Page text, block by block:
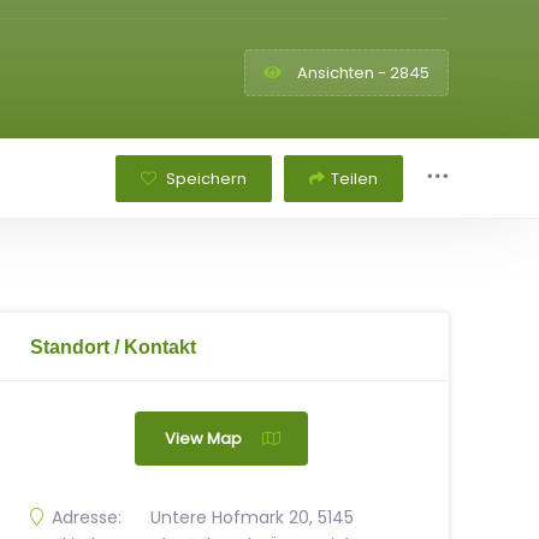
Ansichten - 2845
Speichern Teilen
Standort / Kontakt
View Map
Adresse:
Untere Hofmark 20, 5145